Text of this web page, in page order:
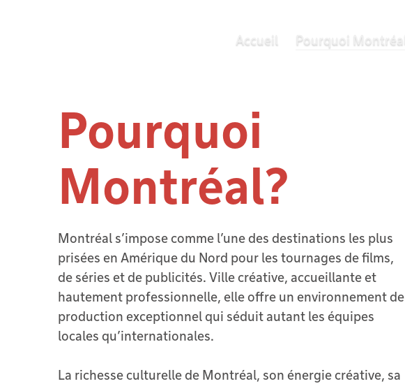
Accueil Pourquoi Montréal
Pourquoi
Montréal?
Montréal s’impose comme l’une des destinations les plus
prisées en Amérique du Nord pour les tournages de films,
de séries et de publicités. Ville créative, accueillante et
hautement professionnelle, elle offre un environnement de
production exceptionnel qui séduit autant les équipes
locales qu’internationales.
La richesse culturelle de Montréal, son énergie créative, sa